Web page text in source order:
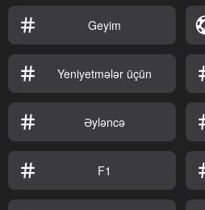
Geyim
Yeniyetmələr üçün
Əyləncə
F1